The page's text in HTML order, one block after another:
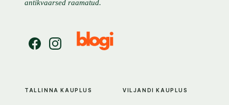
antikvaarsed raamatud.
TALLINNA KAUPLUS VILJANDI KAUPLUS